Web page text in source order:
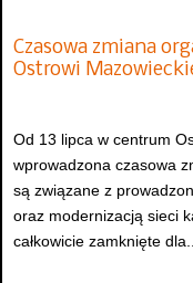
Czasowa zmiana
Ostrowi
Od 13 lipca w centrum
wprowadzona czasowa
są związane z
oraz modernizacją sieci
całkowicie zamknięte